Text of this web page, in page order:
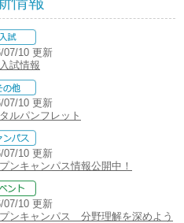
07/10 更新
試情報
07/10 更新
ルパンフレット
07/10 更新
ンキャンパス情報公開中！
07/10 更新
ンキャンパス 分野理解を深めよう